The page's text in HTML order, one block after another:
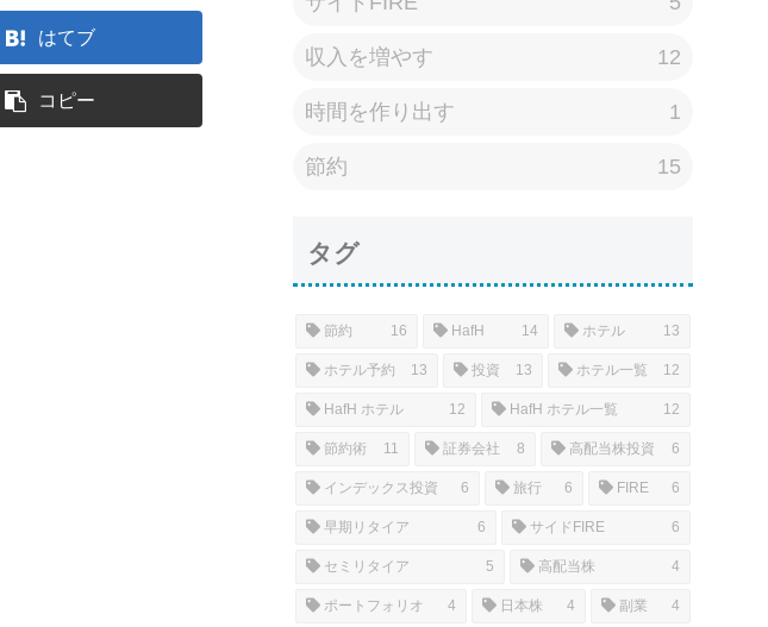
はてブ
コピー
収入を増やす 12
時間を作り出す 1
節約 15
タグ
節約 16 HafH 14 ホテル 13
ホテル予約 13 投資 13 ホテル一覧 12
HafH ホテル 12 HafH ホテル一覧 12
節約術 11 証券会社 8 高配当株投資 6
インデックス投資 6 旅行 6 FIRE 6
早期リタイア 6 サイドFIRE 6
セミリタイア 5 高配当株 4
ポートフォリオ 4 日本株 4 副業 4